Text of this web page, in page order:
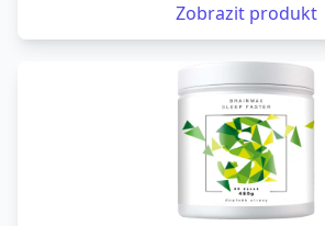
Zobrazit produkt